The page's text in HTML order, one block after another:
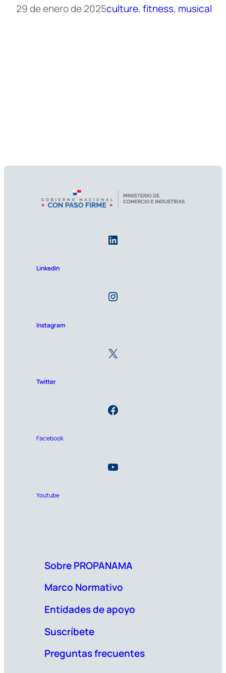
29 de enero de 2025culture, fitness, musical
Linkedin
Instagram
Twitter
Facebook
Youtube
Sobre PROPANAMA
Marco Normativo
Entidades de apoyo
Suscríbete
Preguntas frecuentes